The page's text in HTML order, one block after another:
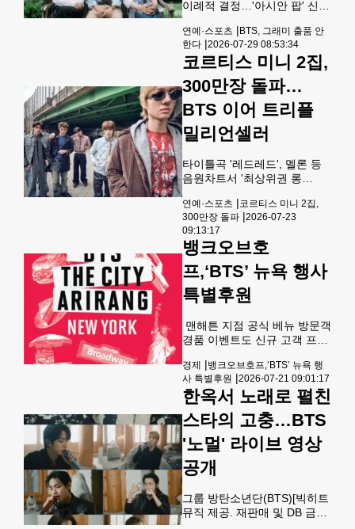
년단 소속사 하이브를 비롯한
간이 아직 남아있는 만큼 조심
스러운 입장을 내놨다
이례적 결정…'아시안 팝' 신설
단(BTS)[빅히트뮤직 제공. 재
판매 및 DB 금지] 그룹 방탄소
년단(BTS)이 내년 2월 열리는
제69회 '그래미 어워즈'에 음악
을 출품하지 않는다고 29일 전
격 발표했다.방탄소년단은 이
날 오후 사회관계망서비스
(SNS)를 통해 "저희는 올해 그
다"고 밝혔다.이들은 "음악이
지역이나 언어로 구분되기보
받을 수 있기를 바란다"며 "늘
함께해 주는 '아미'(팬덤명)와
모든 분께
연예·스포츠 |BTS, 그래미 출품 안
한다 |2026-07-29 08:53:34
코르티스 미니 2집,
300만장 돌파…
BTS 이어 트리플
밀리언셀러
타이틀곡 '레드레드', 멜론 등
음원차트서 '최상위권 롱
직 제공. 재판매 및 DB 금
지] 그룹 코르티스의 미니 2집
'그린그린'(GREENGREEN)이
발매 11주 만에 판매량 300만
장을 돌파했다고 소속사 빅히
트 뮤직이 23일 밝혔다.써클차
트가 발표한 최신 주간 앨범 차
트(7월 12일∼18일)에 따르면
지난 5월 4일 발매한 코르티스
의 '그린그린'은 누적 판매량
309만9천장을 기록했다.이로
써 코르티스의 이번 앨범은 올
해 국내에서 발매된 앨범 중 방
탄소년단 정규 5집 '아리
랑'(ARI
연예·스포츠 | 코르티스 미니 2집,
300만장 돌파 |2026-07-23
09:13:17
뱅크오브호
프,‘BTS’ 뉴욕 행사
특별후원
맨해튼 지점 공식 베뉴 방문객
경품 이벤트도 신규 고객 프로
장 케빈 김)가 뉴욕시에서 개
최되는 글로벌 그룹 BTS(방탄
소년단)가 뉴욕에서 전개하는
행사 ‘BTS THE CITY
ARIRANG NEW YORK’ 후원
의 일환으로, 지역사회와의 소
통을 강화하고 고객들에게 의
미 있고 기억에 남는 경험을 제
을 선보인다.케빈 김 행장은
“이번 후원은 음악을 매개로
경제 |뱅크오브호프,‘BTS’ 뉴욕 행
사 특별후원 |2026-07-21 09:01:17
한옥서 노래로 펼친
스타의 고충…BTS
'노멀' 라이브 영상
공개
그룹 방탄소년단(BTS)[빅히트
뮤직 제공. 재판매 및 DB 금